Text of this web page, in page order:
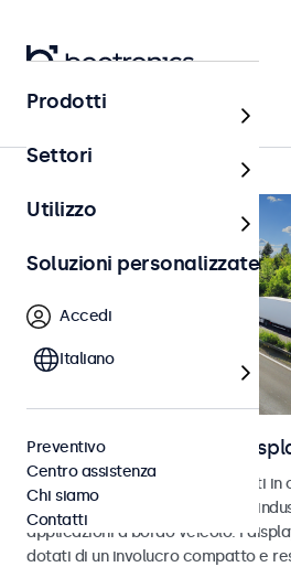
Home
Monitor automotive e
Monitor e touchscreen sviluppati
agli standard eMark e SAE per
applicazioni a bordo veicolo. I
dotati di un involucro compatto e
Prodotti
Settori
Utilizzo
Soluzioni personalizzate
Accedi
Italiano
Preventivo
Centro assistenza
Chi siamo
Contatti